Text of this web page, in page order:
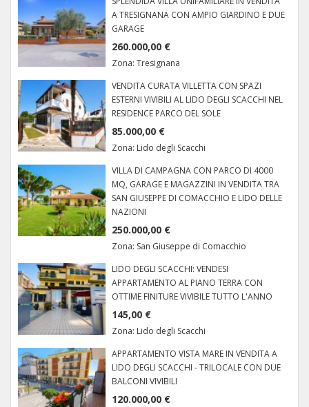
A TRESIGNANA CON AMPIO GIARDINO E DUE
GARAGE
260.000,00 €
Zona: Tresignana
VENDITA CURATA VILLETTA CON SPAZI
ESTERNI VIVIBILI AL LIDO DEGLI SCACCHI NEL
RESIDENCE PARCO DEL SOLE
85.000,00 €
Zona: Lido degli Scacchi
VILLA DI CAMPAGNA CON PARCO DI 4000
MQ, GARAGE E MAGAZZINI IN VENDITA TRA
SAN GIUSEPPE DI COMACCHIO E LIDO DELLE
NAZIONI
250.000,00 €
Zona: San Giuseppe di Comacchio
LIDO DEGLI SCACCHI: VENDESI
APPARTAMENTO AL PIANO TERRA CON
OTTIME FINITURE VIVIBILE TUTTO L'ANNO
145,00 €
Zona: Lido degli Scacchi
APPARTAMENTO VISTA MARE IN VENDITA A
LIDO DEGLI SCACCHI - TRILOCALE CON DUE
BALCONI VIVIBILI
120.000,00 €